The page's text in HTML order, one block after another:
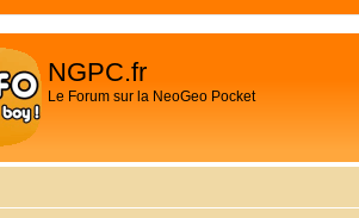
NGPC.fr
Le Forum sur la NeoGeo Pocket